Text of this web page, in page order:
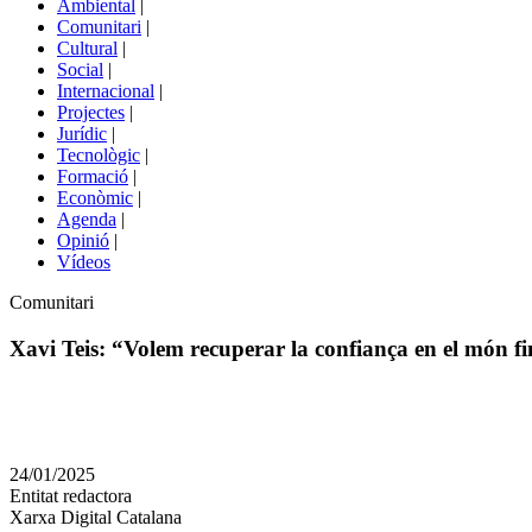
portals
Ambiental |
Comunitari |
Cultural |
Social |
Internacional |
Projectes |
Jurídic |
Tecnològic |
Formació |
Econòmic |
Agenda |
Opinió |
Vídeos
Àmbit
la
Comunitari
Xavi Teis: “Volem recuperar la confiança en el món
en
altres
xarxes
24/01/2025
Entitat redactora
Xarxa Digital Catalana